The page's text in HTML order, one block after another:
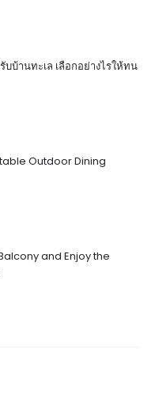
บ้านทะเล เลือกอย่างไรให้ทน
Outdoor Dining
and Enjoy the